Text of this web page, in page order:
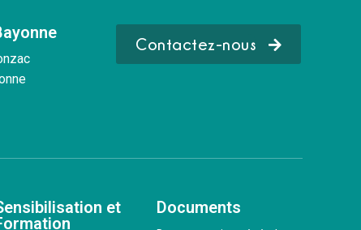
Contactez-nous
et
Documents